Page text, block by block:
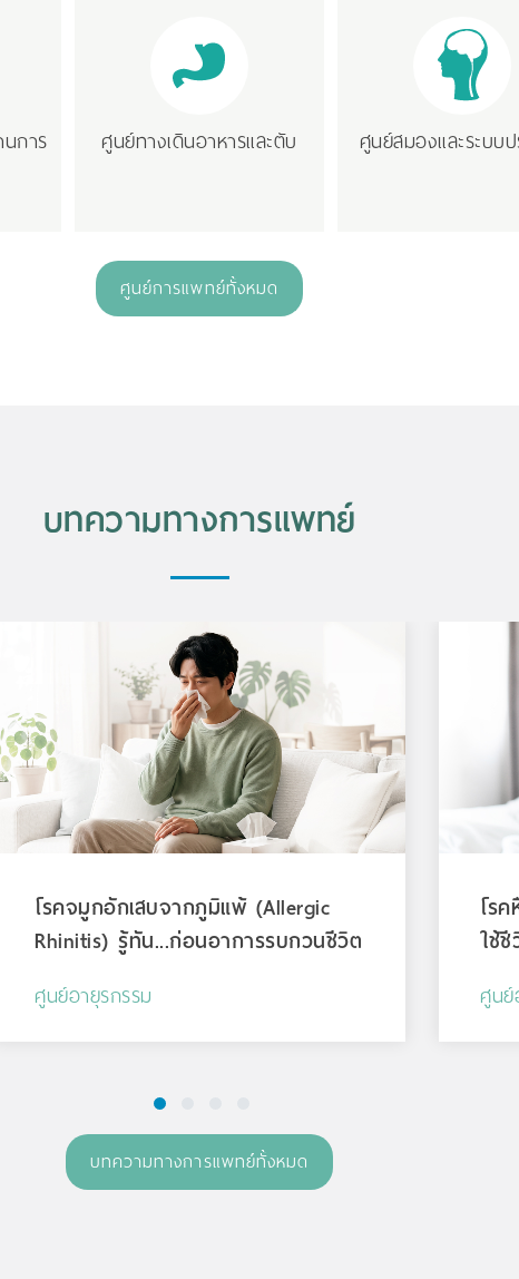
การ ศูนย์ทางเดินอาหารและตับ ศูนย์สมองและระบบ
ศูนย์การแพทย์ทั้งหมด
บทความทางการแพทย์
โรคจมูกอักเสบจากภูมิแพ้ (Allergic
Rhinitis) รู้ทัน...ก่อนอาการรบกวนชีวิต
ศูนย์อายุรกรรม
โร
ใช้
ศูน
1
บทความทางการแพทย์ทั้งหมด